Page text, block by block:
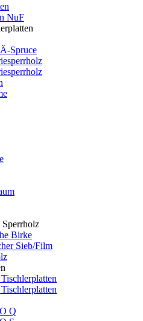
NuF
Spruce
Sperrholz
Birke
Sieb/Film
Q